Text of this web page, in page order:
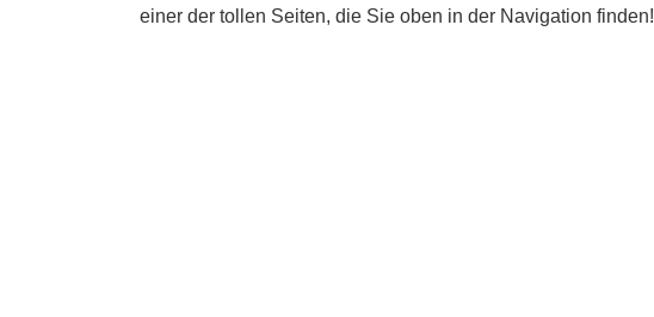
einer der tollen Seiten, die Sie oben in der Navigation finden!